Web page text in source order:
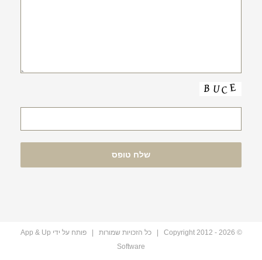
© Copyright 2012 - 2026 | כל הזכויות שמורות | פותח על ידי
App & Up
Software